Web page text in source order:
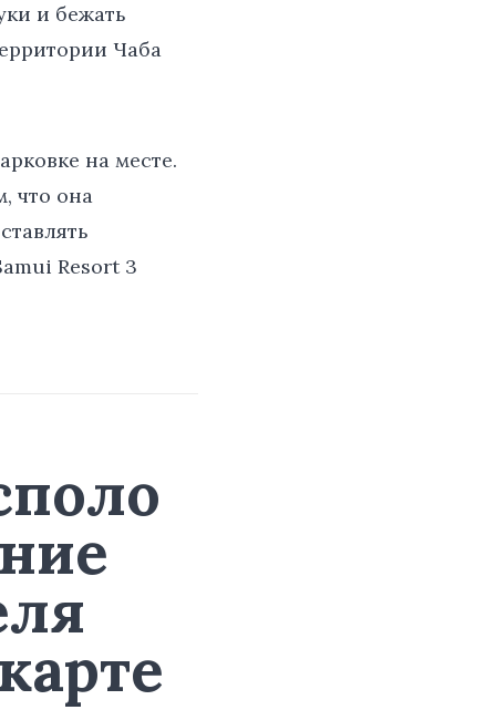
и бежать
Чаба
на месте.
что она
Resort 3